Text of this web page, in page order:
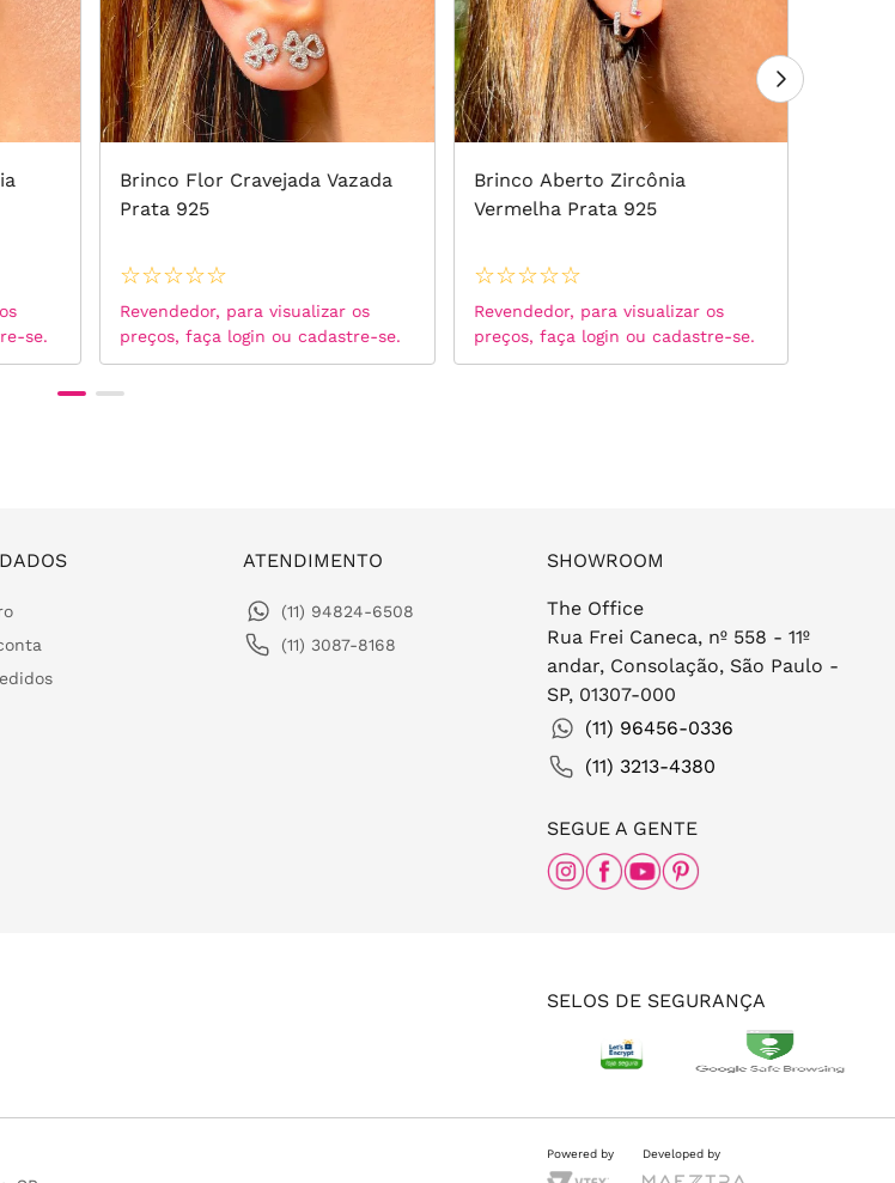
se.
Brinco Flor Cravejada Vazada
Prata 925
☆☆☆☆☆
Revendedor, para visualizar os
preços, faça login ou cadastre-se.
Brinco Aberto Zircônia
Vermelha Prata 925
☆☆☆☆☆
Revendedor, para visualizar os
preços, faça login ou cadastre-se.
ATENDIMENTO
(11) 94824-6508
(11) 3087-8168
SHOWROOM
The Office
Rua Frei Caneca, nº 558 - 11º
andar, Consolação, São Paulo -
SP, 01307-000
(11) 96456-0336
(11) 3213-4380
SEGUE A GENTE
SELOS DE SEGURANÇA
Powered by Developed by